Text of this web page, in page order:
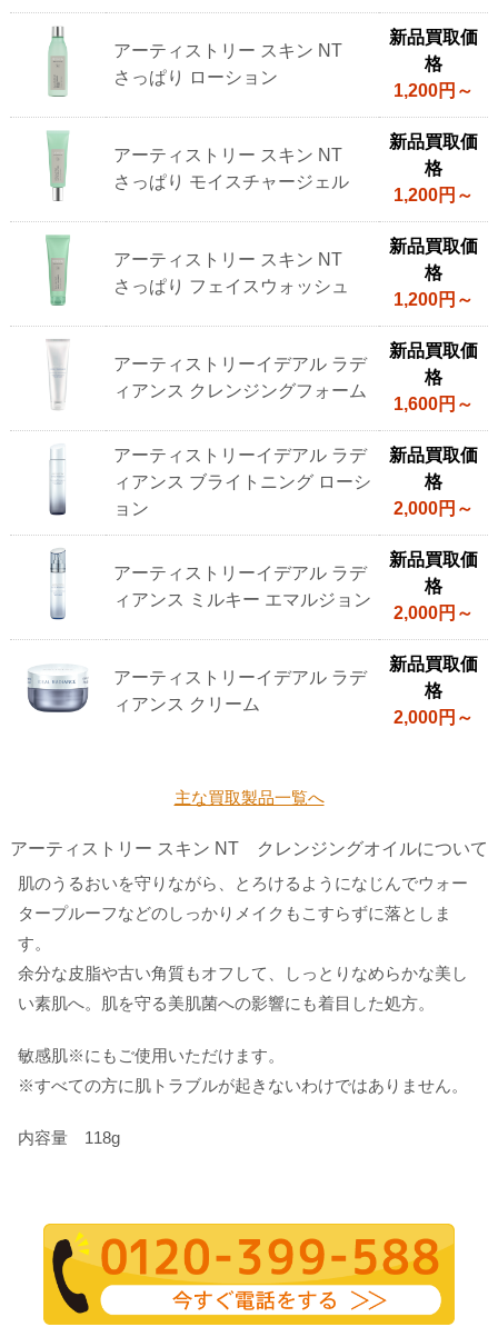
アーティストリー スキン NT
さっぱり ローション
新品買取価
格
1,200円～
アーティストリー スキン NT
さっぱり モイスチャージェル
新品買取価
格
1,200円～
アーティストリー スキン NT
さっぱり フェイスウォッシュ
新品買取価
格
1,200円～
アーティストリーイデアル ラデ
ィアンス クレンジングフォーム
新品買取価
格
1,600円～
アーティストリーイデアル ラデ
ィアンス ブライトニング ローシ
ョン
新品買取価
格
2,000円～
アーティストリーイデアル ラデ
ィアンス ミルキー エマルジョン
新品買取価
格
2,000円～
アーティストリーイデアル ラデ
ィアンス クリーム
新品買取価
格
2,000円～
主な買取製品一覧へ
アーティストリー スキン NT クレンジングオイルについて
肌のうるおいを守りながら、とろけるようになじんでウォー
タープルーフなどのしっかりメイクもこすらずに落としま
す。
余分な皮脂や古い角質もオフして、しっとりなめらかな美し
い素肌へ。肌を守る美肌菌への影響にも着目した処方。
敏感肌※にもご使用いただけます。
※すべての方に肌トラブルが起きないわけではありません。
内容量 118g